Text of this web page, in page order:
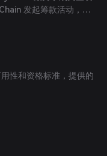
发起筹款活动，支
任承诺。
性和资格标准，提供的